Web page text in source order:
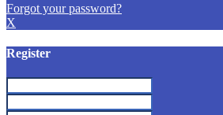
Forgot your password?
X
Register